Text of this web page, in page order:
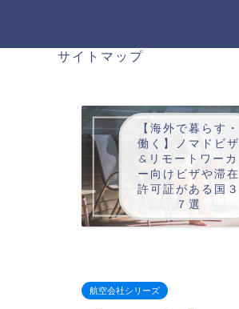
サイトマップ
【海外で暮らす・
働く】ノマドビザ
&リモートワーカ
ー向けビザや滞在
許可証がある国３
７選
航空会社シリーズ